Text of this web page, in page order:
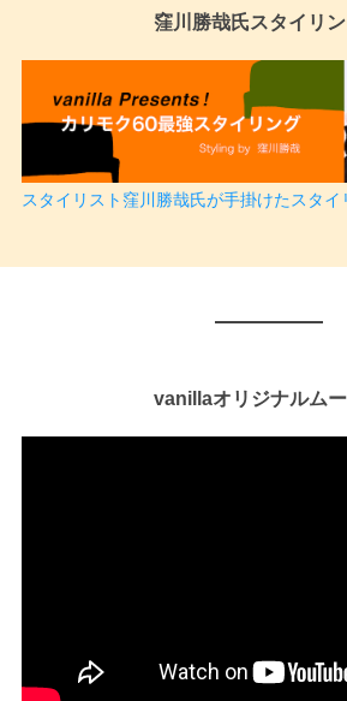
窪川勝哉氏スタイリ
スタイリスト窪川勝哉氏が手掛けたスタイ
vanillaオリジナルム